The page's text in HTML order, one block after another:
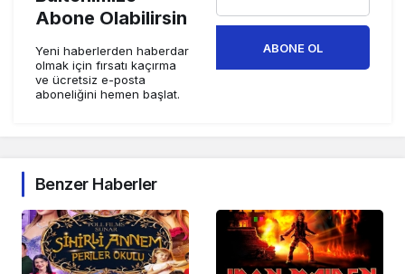
Abone Olabilirsin
Yeni haberlerden haberdar
olmak için fırsatı kaçırma
ve ücretsiz e-posta
aboneliğini hemen başlat.
ABONE OL
Benzer Haberler